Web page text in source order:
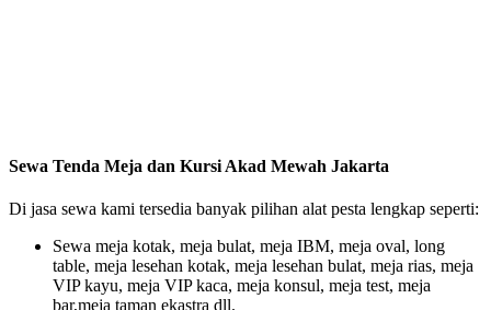
Sewa Tenda Meja dan Kursi Akad Mewah Jakarta
Di jasa sewa kami tersedia banyak pilihan alat pesta lengkap seperti:
Sewa meja kotak, meja bulat, meja IBM, meja oval, long
table, meja lesehan kotak, meja lesehan bulat, meja rias, meja
VIP kayu, meja VIP kaca, meja konsul, meja test, meja
bar,meja taman ekastra dll.